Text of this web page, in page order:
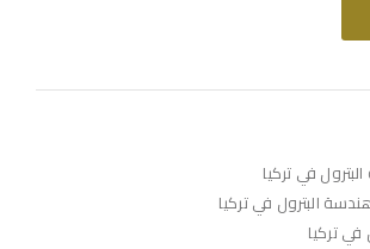
في تركيا
البترول في تركيا
تركيا